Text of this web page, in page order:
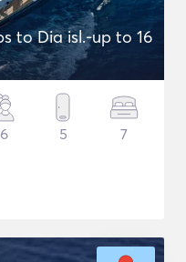
to Dia isl.-up to 16
5 7